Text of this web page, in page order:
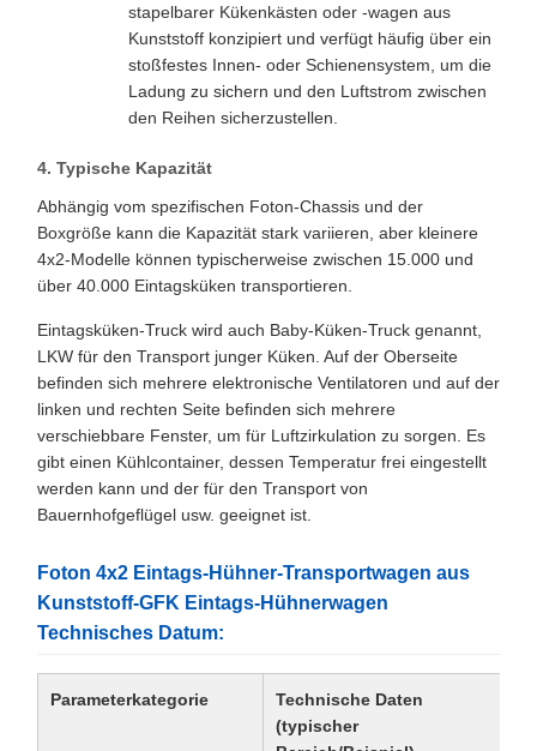
stapelbarer Kükenkästen oder -wagen aus
Kunststoff konzipiert und verfügt häufig über ein
stoßfestes Innen- oder Schienensystem, um die
Ladung zu sichern und den Luftstrom zwischen
den Reihen sicherzustellen.
4. Typische Kapazität
Abhängig vom spezifischen Foton-Chassis und der
Boxgröße kann die Kapazität stark variieren, aber kleinere
4x2-Modelle können typischerweise zwischen 15.000 und
über 40.000 Eintagsküken transportieren.
Eintagsküken-Truck wird auch Baby-Küken-Truck genannt,
LKW für den Transport junger Küken. Auf der Oberseite
befinden sich mehrere elektronische Ventilatoren und auf der
linken und rechten Seite befinden sich mehrere
verschiebbare Fenster, um für Luftzirkulation zu sorgen. Es
gibt einen Kühlcontainer, dessen Temperatur frei eingestellt
werden kann und der für den Transport von
Bauernhofgeflügel usw. geeignet ist.
Foton 4x2 Eintags-Hühner-Transportwagen aus
Kunststoff-GFK Eintags-Hühnerwagen
Technisches Datum:
Parameterkategorie
Technische Daten
(typischer